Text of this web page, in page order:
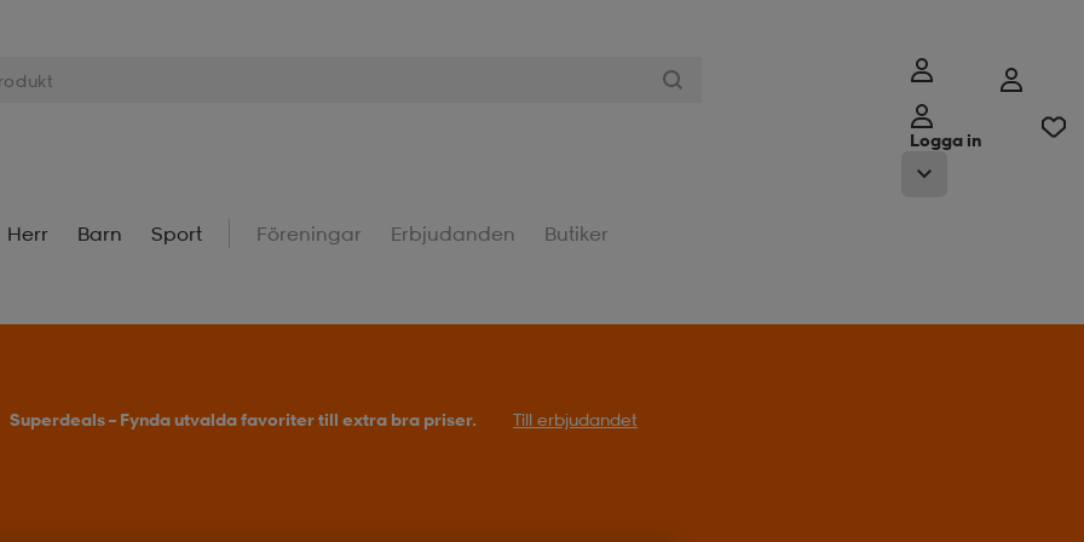
Logga in
Herr Barn Sport Föreningar Erbjudanden Butiker
Superdeals – Fynda utvalda favoriter till extra bra priser. Till erbjudandet